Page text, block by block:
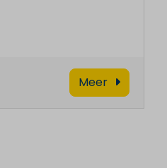
Meer